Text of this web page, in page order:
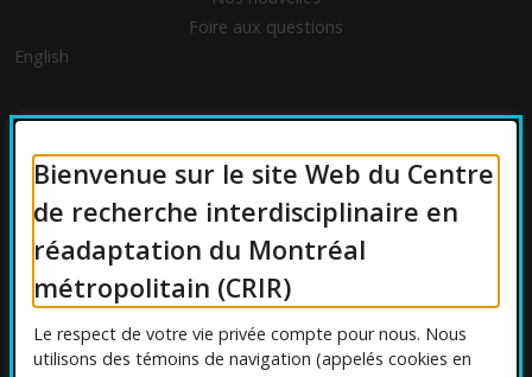
Bienvenue sur le site Web du Centre
de recherche interdisciplinaire en
réadaptation du Montréal
métropolitain (CRIR)
Le respect de votre vie privée compte pour nous. Nous
utilisons des témoins de navigation (appelés cookies en
Foire aux questions
English
AFFILIATIONS UNIVERSITAIRES